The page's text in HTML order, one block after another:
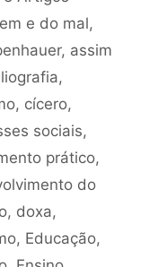
e do mal,
, assim
,
, cícero,
sociais,
prático,
do
, doxa,
, Educação,